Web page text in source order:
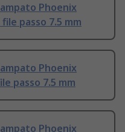
Phoenix
passo 7.5 mm
Phoenix
passo 7.5 mm
Phoenix